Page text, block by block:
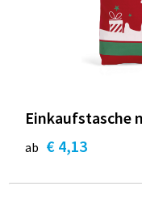
Einkaufstasche
ab € 4,13